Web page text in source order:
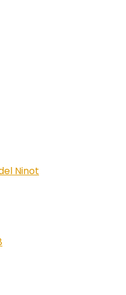
Ninot